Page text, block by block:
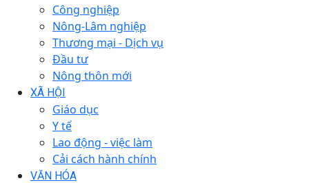
Công nghiệp
Nông-Lâm nghiệp
Thương mại - Dịch vụ
Đầu tư
Nông thôn mới
XÃ HỘI
Giáo dục
Y tế
Lao động - việc làm
Cải cách hành chính
VĂN HÓA